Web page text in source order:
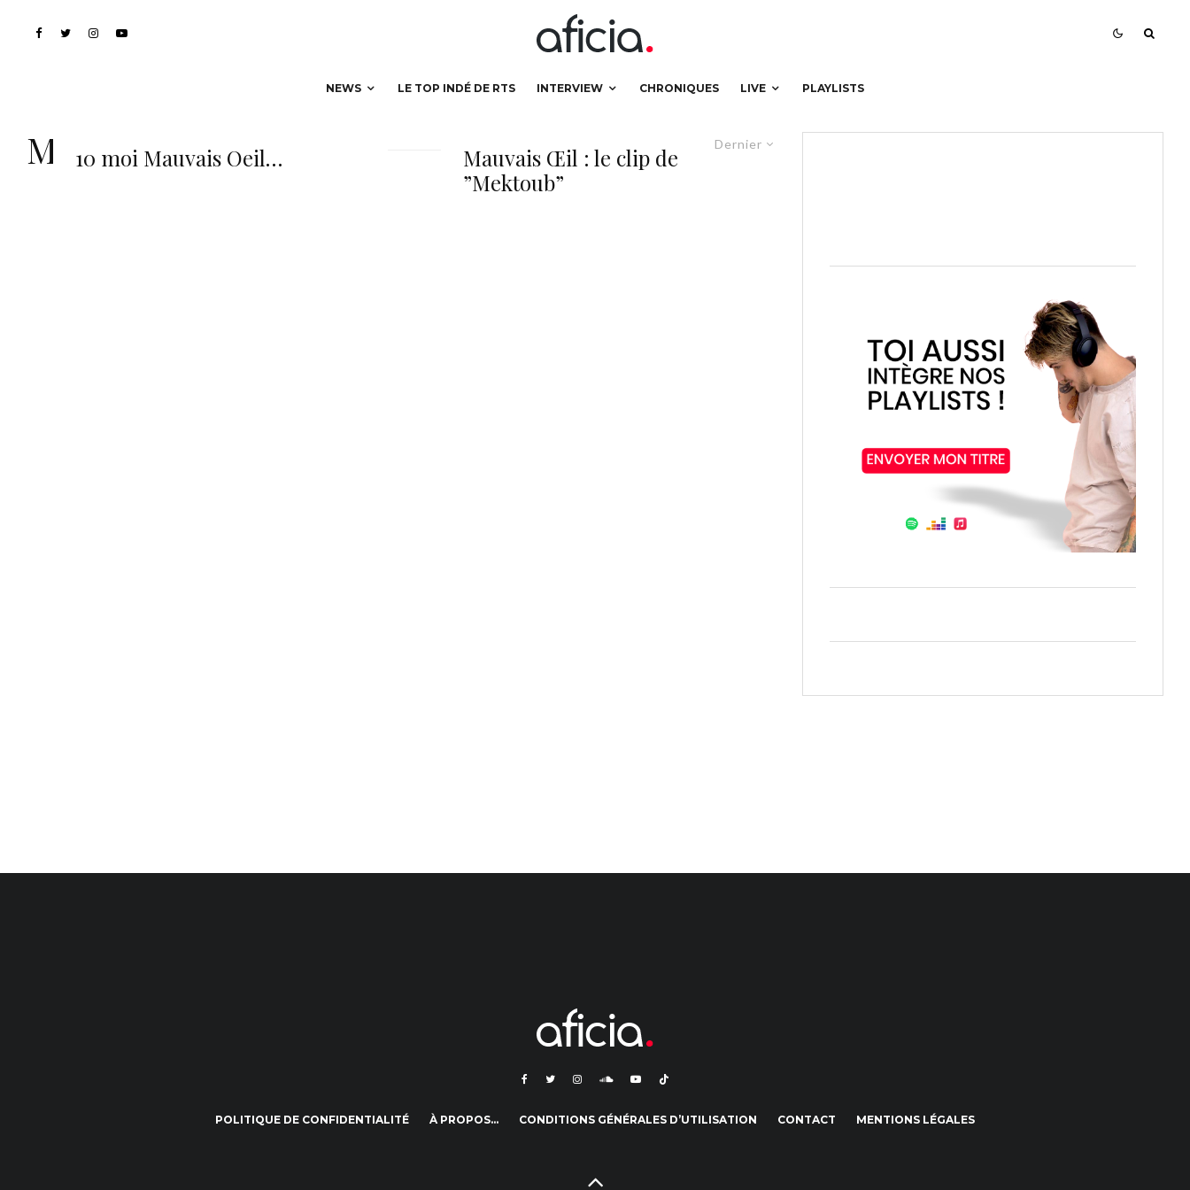
NEWS LE TOP INDÉ DE RTS INTERVIEW CHRONIQUES LIVE PLAYLISTS
Dernier
Mauvais Oeil
10 moi Mauvais Oeil…
Mauvais Œil : le clip de
”Mektoub”
POLITIQUE DE CONFIDENTIALITÉ À PROPOS… CONDITIONS GÉNÉRALES D’UTILISATION CONTACT MENTIONS LÉGALES